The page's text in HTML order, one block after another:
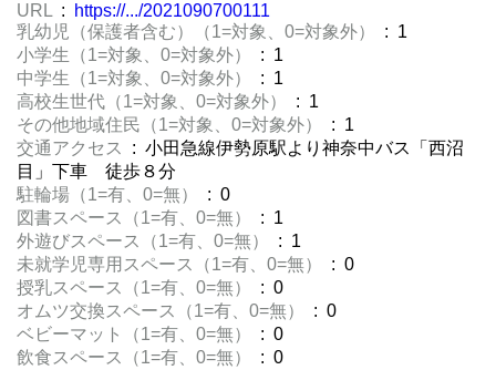
URL :
https://.../2021090700111
乳幼児（保護者含む）（1=対象、0=対象外）
: 1
小学生（1=対象、0=対象外）
: 1
中学生（1=対象、0=対象外）
: 1
高校生世代（1=対象、0=対象外）
: 1
その他地域住民（1=対象、0=対象外）
: 1
交通アクセス
: 小田急線伊勢原駅より神奈中バス「西沼
目」下車 徒歩８分
駐輪場（1=有、0=無）
: 0
図書スペース（1=有、0=無）
: 1
外遊びスペース（1=有、0=無）
: 1
未就学児専用スペース（1=有、0=無）
: 0
授乳スペース（1=有、0=無）
: 0
オムツ交換スペース（1=有、0=無）
: 0
ベビーマット（1=有、0=無）
: 0
飲食スペース（1=有、0=無）
: 0